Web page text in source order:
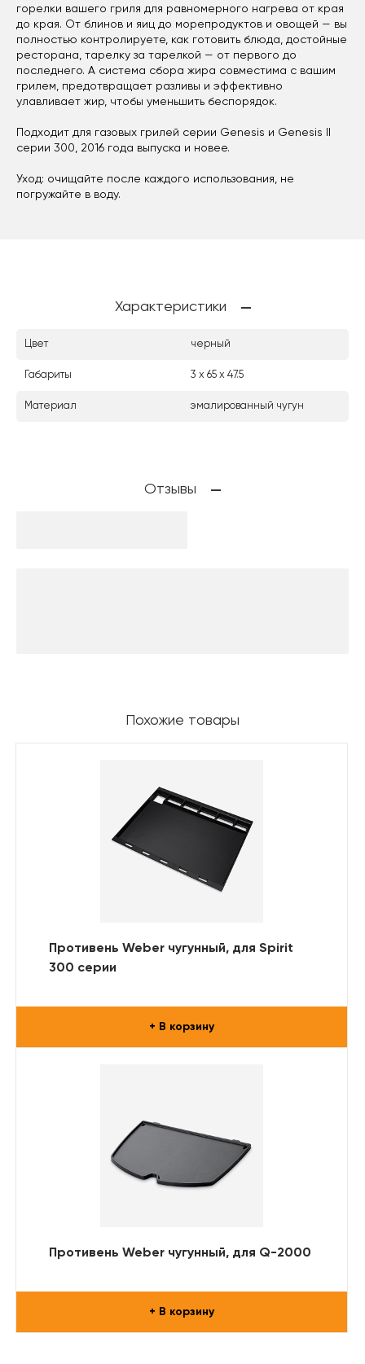
горелки вашего гриля для равномерного нагрева от края
до края. От блинов и яиц до морепродуктов и овощей — вы
полностью контролируете, как готовить блюда, достойные
ресторана, тарелку за тарелкой — от первого до
последнего. А система сбора жира совместима с вашим
грилем, предотвращает разливы и эффективно
улавливает жир, чтобы уменьшить беспорядок.
Подходит для газовых грилей серии Genesis и Genesis II
серии 300, 2016 года выпуска и новее.
Уход: очищайте после каждого использования, не
погружайте в воду.
Характеристики
Цвет черный
Габариты 3 х 65 х 47.5
Материал эмалированный чугун
Отзывы
Похожие товары
Противень Weber чугунный, для Spirit
300 серии
+ В корзину
Противень Weber чугунный, для Q-2000
+ В корзину